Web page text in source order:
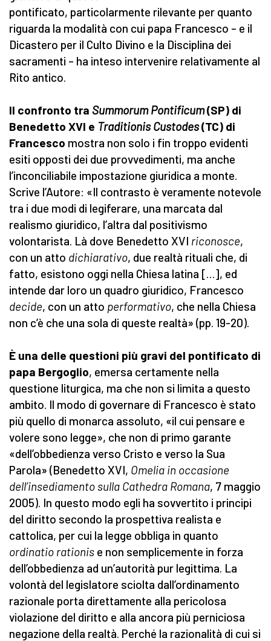
pontificato, particolarmente rilevante per quanto
riguarda la modalità con cui papa Francesco – e il
Dicastero per il Culto Divino e la Disciplina dei
sacramenti – ha inteso intervenire relativamente al
Rito antico.
Il confronto tra Summorum Pontificum(SP) di
Benedetto XVI e Traditionis Custodes(TC) di
Francesco mostra non solo i fin troppo evidenti
esiti opposti dei due provvedimenti, ma anche
l’inconciliabile impostazione giuridica a monte.
Scrive l’Autore: «Il contrasto è veramente notevole
tra i due modi di legiferare, una marcata dal
realismo giuridico, l’altra dal positivismo
volontarista. Là dove Benedetto XVI riconosce,
con un atto dichiarativo, due realtà rituali che, di
fatto, esistono oggi nella Chiesa latina […], ed
intende dar loro un quadro giuridico, Francesco
decide, con un atto performativo, che nella Chiesa
non c’è che una sola di queste realtà» (pp. 19-20).
È una delle questioni più gravi del pontificato di
papa Bergoglio, emersa certamente nella
questione liturgica, ma che non si limita a questo
ambito. Il modo di governare di Francesco è stato
più quello di monarca assoluto, «il cui pensare e
volere sono legge», che non di primo garante
«dell’obbedienza verso Cristo e verso la Sua
Parola» (Benedetto XVI, Omelia in occasione
dell’insediamento sulla Cathedra Romana, 7 maggio
2005). In questo modo egli ha sovvertito i principi
del diritto secondo la prospettiva realista e
cattolica, per cui la legge obbliga in quanto
ordinatio rationis e non semplicemente in forza
dell’obbedienza ad un’autorità pur legittima. La
volontà del legislatore sciolta dall’ordinamento
razionale porta direttamente alla pericolosa
violazione del diritto e alla ancora più perniciosa
negazione della realtà. Perché la razionalità di cui si